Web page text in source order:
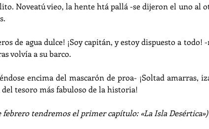
Noveatú vieo, la hente htá pallá -se dijeron el uno al
de agua dulce! ¡Soy capitán, y estoy dispuesto a todo!
volvía a su barco.
encima del mascarón de proa- ¡Soltad amarras,
del tesoro más fabuloso de la historia!
tendremos el primer capítulo: «La Isla Desértica»)